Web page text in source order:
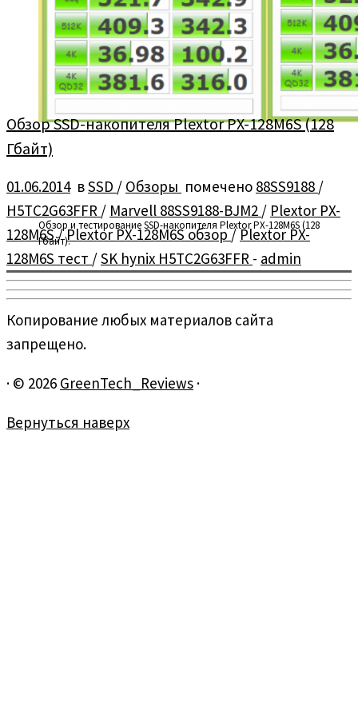
Обзор и тестирование SSD-накопителя Plextor PX-128M6S (128
Гбайт).
Обзор SSD-накопителя Plextor PX-128M6S (128
Гбайт)
01.06.2014вSSD / Обзоры помечено 88SS9188 /
H5TC2G63FFR / Marvell 88SS9188-BJM2 / Plextor PX-
128M6S/Plextor PX-128M6S обзор/Plextor PX-
128M6S тест /SK hynix H5TC2G63FFR - admin
Копирование любых материалов сайта
запрещено.
· © 2026 GreenTech_Reviews ·
Вернуться наверх